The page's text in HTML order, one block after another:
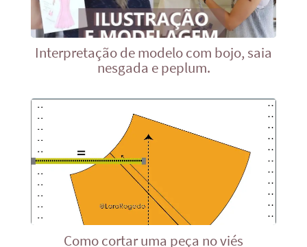
Interpretação de modelo com bojo, saia
nesgada e peplum.
Como cortar uma peça no viés